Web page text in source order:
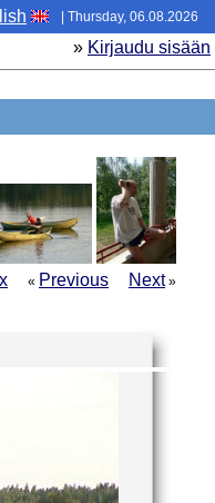
| Thursday, 06.08.2026
» Kirjaudu sisään
« Previous Next»